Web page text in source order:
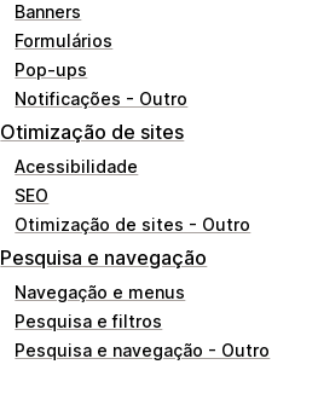
Banners
Formulários
Pop-ups
Notificações - Outro
Otimização de sites
Acessibilidade
SEO
Otimização de sites - Outro
Pesquisa e navegação
Navegação e menus
Pesquisa e filtros
Pesquisa e navegação - Outro